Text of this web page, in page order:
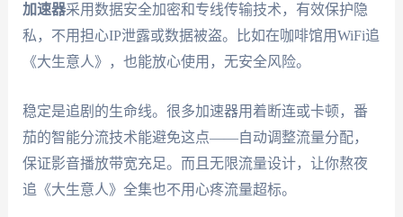
加速器采用数据安全加密和专线传输技术，有效保护隐
私，不用担心IP泄露或数据被盗。比如在咖啡馆用WiFi追
《大生意人》，也能放心使用，无安全风险。
稳定是追剧的生命线。很多加速器用着断连或卡顿，番
茄的智能分流技术能避免这点——自动调整流量分配，
保证影音播放带宽充足。而且无限流量设计，让你熬夜
追《大生意人》全集也不用心疼流量超标。